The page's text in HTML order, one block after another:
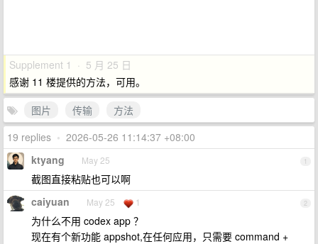
Supplement 1 · 5 月 25 日
感谢 11 楼提供的方法，可用。
图片
传输
方法
19 replies • 2026-05-26 11:14:37 +08:00
1
ktyang May 25
截图直接粘贴也可以啊
2
caiyuan May 25 1
为什么不用 codex app ？
现在有个新功能 appshot,在任何应用，只需要 command +